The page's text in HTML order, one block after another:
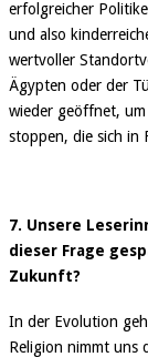
erfolgreicher
und also
wertvoller
Ägypten oder der
wieder geöffnet,
stoppen, die sich in
7. Unsere
dieser Frage
Zukunft?
In der Evolution
Religion nimmt uns